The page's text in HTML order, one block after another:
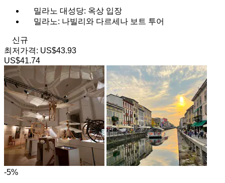
밀라노 대성당: 옥상 입장
밀라노: 나빌리와 다르세나 보트 투어
신규
최저가격: US$43.93
US$41.74
-5%